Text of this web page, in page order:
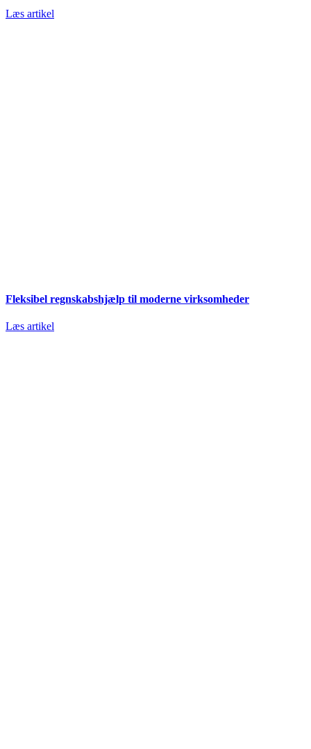
Læs artikel
Fleksibel regnskabshjælp til moderne virksomheder
Læs artikel